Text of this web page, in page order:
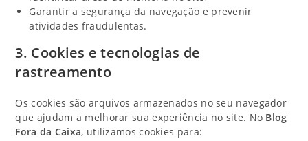
Garantir a segurança da navegação e prevenir
atividades fraudulentas.
3. Cookies e tecnologias de
rastreamento
Os cookies são arquivos armazenados no seu navegador
que ajudam a melhorar sua experiência no site. No Blog
Fora da Caixa, utilizamos cookies para: